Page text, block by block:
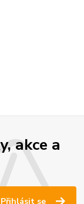
akce a
Přihlásit se